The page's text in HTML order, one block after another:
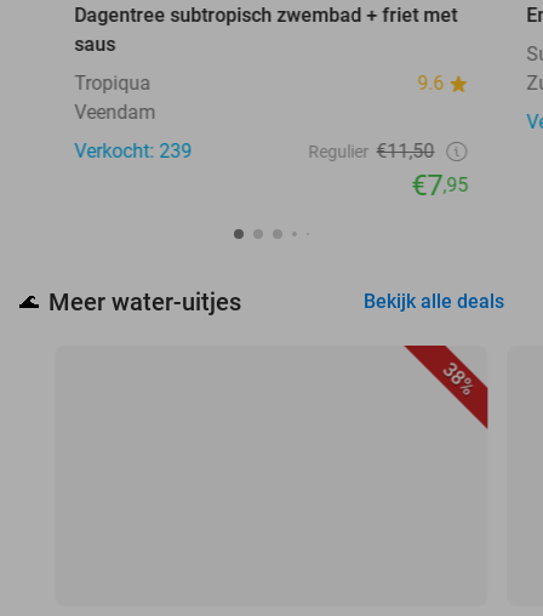
Dagentree subtropisch zwembad + friet met
saus
Tropiqua
9.6
Veendam
Verkocht: 239
Regulier €11,50
€7,95
🌊 Meer water-uitjes Bekijk alle deals
38%